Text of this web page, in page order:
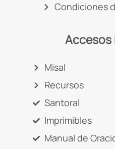
Condiciones
Accesos
Misal
Recursos
Santoral
Imprimibles
Manual de